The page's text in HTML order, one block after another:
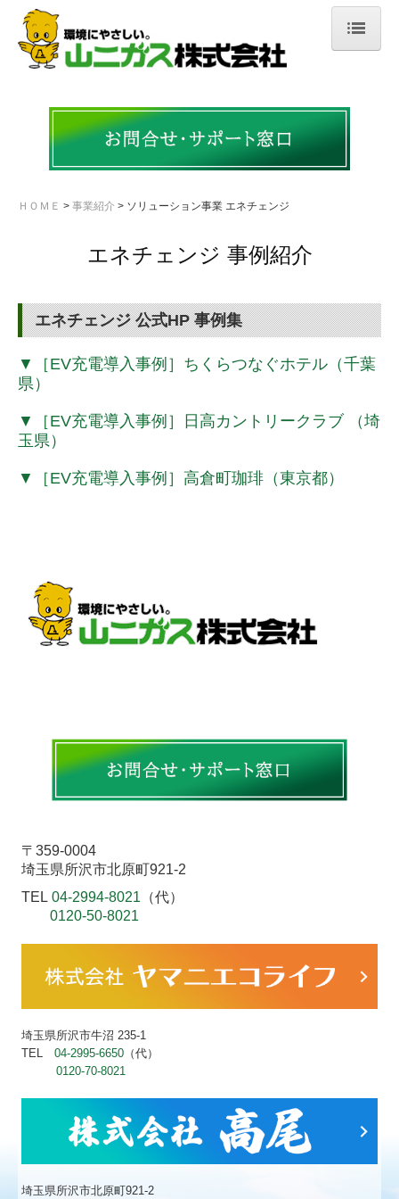
ＨＯＭＥ
会社案内
ご挨拶・会社概要
事業紹介
リフォーム事業
ヤマニチラシ
ガス機器 取扱商品一覧
緊急のときは・・・
ＨＯＭＥ 事業紹介 ソリューション事業 エネチェンジ
エネチェンジ 事例紹介
エネチェンジ 公式HP 事例集
▼［EV充電導入事例］ちくらつなぐホテル（千葉
県）
▼［EV充電導入事例］
日高カントリークラブ （埼
玉県）
▼［EV充電導入事例］ 高倉町珈琲（東京都）
〒359-0004
埼玉県所沢市北原町921-2
TEL04-2994-8021 （代）
0120-50-8021
埼玉県所沢市牛沼 235-1
TEL04-2995-6650 （代）
0120-70-8021
埼玉県所沢市北原町921-2